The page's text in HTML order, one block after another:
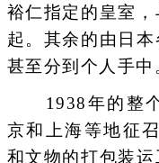
裕仁指定的皇室
起。其余的由日本
甚至分到个人手中
1938年的整个
京和上海等地征
和文物的打包装